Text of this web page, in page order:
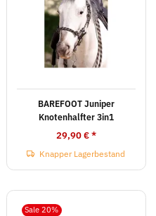
BAREFOOT Juniper
Knotenhalfter 3in1
29,90 €*
Knapper Lagerbestand
Sale 20%